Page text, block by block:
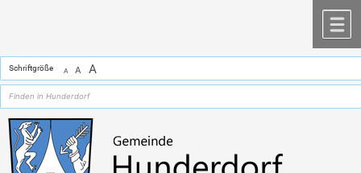
Schriftgröße A A A